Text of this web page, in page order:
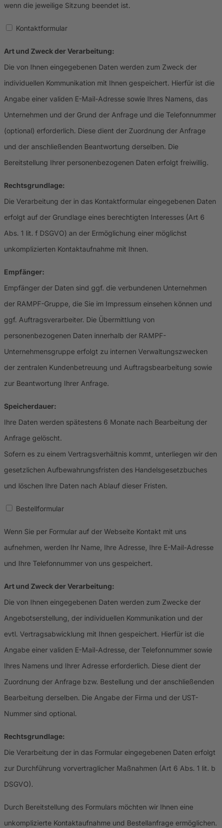
wenn die jeweilige Sitzung beendet ist.
Kontaktformular
Art und Zweck der Verarbeitung:
Die von Ihnen eingegebenen Daten werden zum Zweck der
individuellen Kommunikation mit Ihnen gespeichert. Hierfür ist die
Angabe einer validen E-Mail-Adresse sowie Ihres Namens, das
Unternehmen und der Grund der Anfrage und die Telefonnummer
(optional) erforderlich. Diese dient der Zuordnung der Anfrage
und der anschließenden Beantwortung derselben. Die
Bereitstellung Ihrer personenbezogenen Daten erfolgt freiwillig.
Rechtsgrundlage:
Die Verarbeitung der in das Kontaktformular eingegebenen Daten
erfolgt auf der Grundlage eines berechtigten Interesses (Art 6
Abs. 1 lit. f DSGVO) an der Ermöglichung einer möglichst
unkomplizierten Kontaktaufnahme mit Ihnen.
Empfänger:
Empfänger der Daten sind ggf. die verbundenen Unternehmen
der RAMPF-Gruppe, die Sie im Impressum einsehen können und
ggf. Auftragsverarbeiter. Die Übermittlung von
personenbezogenen Daten innerhalb der RAMPF-
Unternehmensgruppe erfolgt zu internen Verwaltungszwecken
der zentralen Kundenbetreuung und Auftragsbearbeitung sowie
zur Beantwortung Ihrer Anfrage.
Speicherdauer:
Ihre Daten werden spätestens 6 Monate nach Bearbeitung der
Anfrage gelöscht.
Sofern es zu einem Vertragsverhältnis kommt, unterliegen wir den
gesetzlichen Aufbewahrungsfristen des Handelsgesetzbuches
und löschen Ihre Daten nach Ablauf dieser Fristen.
Bestellformular
Wenn Sie per Formular auf der Webseite Kontakt mit uns
aufnehmen, werden Ihr Name, Ihre Adresse, Ihre E-Mail-Adresse
und Ihre Telefonnummer von uns gespeichert.
Art und Zweck der Verarbeitung:
Die von Ihnen eingegebenen Daten werden zum Zwecke der
Angebotserstellung, der individuellen Kommunikation und der
evtl. Vertragsabwicklung mit Ihnen gespeichert. Hierfür ist die
Angabe einer validen E-Mail-Adresse, der Telefonnummer sowie
Ihres Namens und Ihrer Adresse erforderlich. Diese dient der
Zuordnung der Anfrage bzw. Bestellung und der anschließenden
Bearbeitung derselben. Die Angabe der Firma und der UST-
Nummer sind optional.
Rechtsgrundlage:
Die Verarbeitung der in das Formular eingegebenen Daten erfolgt
zur Durchführung vorvertraglicher Maßnahmen (Art 6 Abs. 1 lit. b
DSGVO).
Durch Bereitstellung des Formulars möchten wir Ihnen eine
unkomplizierte Kontaktaufnahme und Bestellanfrage ermöglichen.